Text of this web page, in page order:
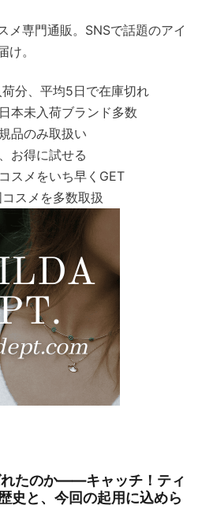
メ専門通販。SNSで話題のアイ
け。
分、平均5日で在庫切れ
本未入荷ブランド多数
品のみ取扱い
お得に試せる
スメをいち早くGET
スメを多数取扱
たのか——キャッチ！ティ
史と、今回の起用に込めら